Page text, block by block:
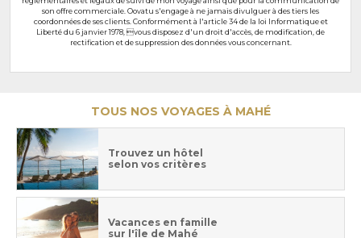
son offre commerciale. Oovatu s'engage à ne jamais divulguer à des tiers les
coordonnées de ses clients. Conformément à l'article 34 de la loi Informatique et
Liberté du 6 janvier 1978, vous disposez d'un droit d'accès, de modification, de
rectification et de suppression des données vous concernant.
TOUS NOS VOYAGES À MAHÉ
Trouvez un hôtel
selon vos critères
Vacances en famille
sur l'île de Mahé